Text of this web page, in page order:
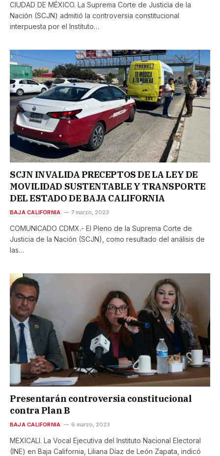
CIUDAD DE MÉXICO. La Suprema Corte de Justicia de la
Nación (SCJN) admitió la controversia constitucional
interpuesta por el Instituto…
SCJN INVALIDA PRECEPTOS DE LA LEY DE
MOVILIDAD SUSTENTABLE Y TRANSPORTE
DEL ESTADO DE BAJA CALIFORNIA
BAJA CALIFORNIA 7 marzo, 2023
COMUNICADO CDMX.- El Pleno de la Suprema Corte de
Justicia de la Nación (SCJN), como resultado del análisis de
las…
Presentarán controversia constitucional
contra Plan B
BAJA CALIFORNIA 6 marzo, 2023
MEXICALI. La Vocal Ejecutiva del Instituto Nacional Electoral
(INE) en Baja California, Liliana Díaz de León Zapata, indicó